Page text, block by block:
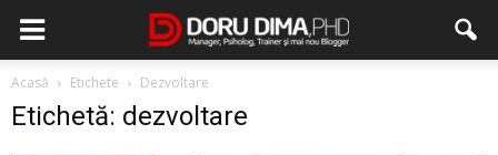
Acasă Etichete Dezvoltare
Etichetă: dezvoltare